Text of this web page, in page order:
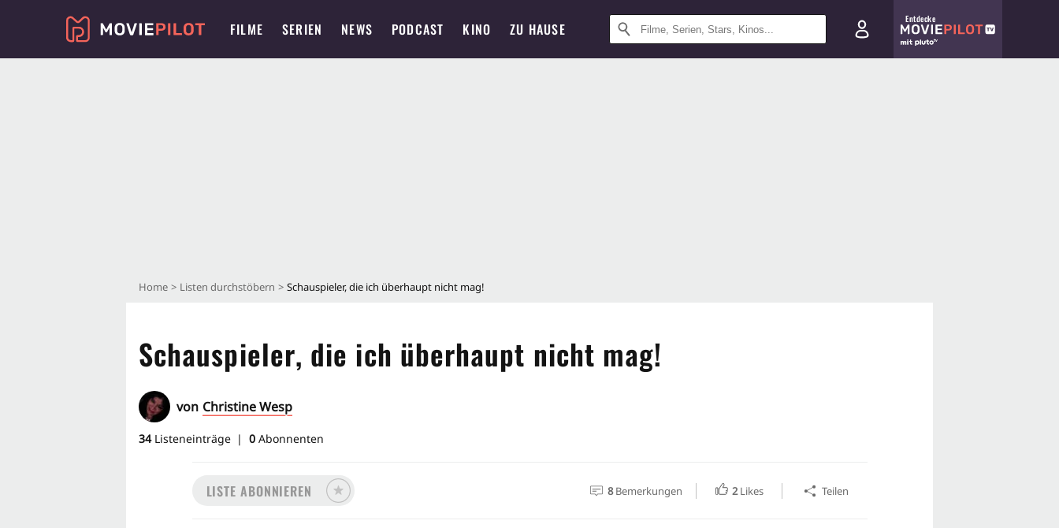
FILME SERIEN NEWS PODCAST KINO ZU HAUSE
Entdecke
Home Listen durchstöbern Schauspieler, die ich überhaupt nicht mag!
Schauspieler, die ich überhaupt nicht mag!
von Christine Wesp
34Listeneinträge 0 Abonnenten
LISTE ABONNIEREN 8 Bemerkungen 2 Likes Teilen